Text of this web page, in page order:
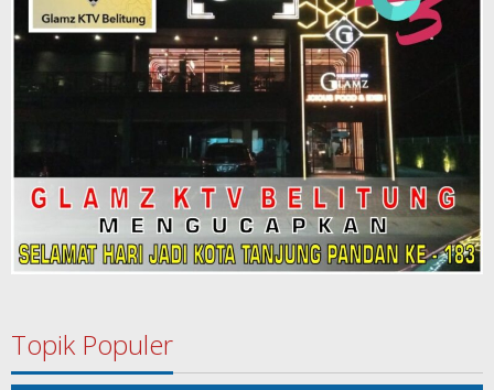
Topik Populer